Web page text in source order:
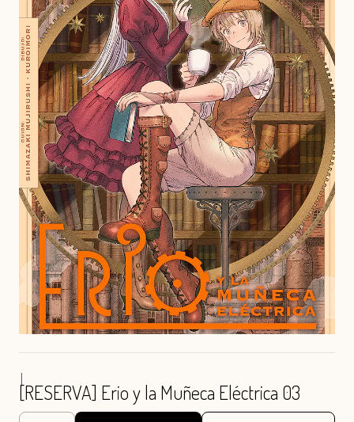
|
[RESERVA] Erio y la Muñeca Eléctrica 03